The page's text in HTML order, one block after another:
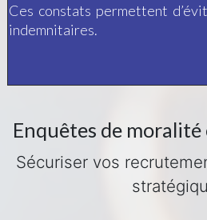
Ces constats permettent
indemnitaires.
Enquêtes de
Sécuriser vos